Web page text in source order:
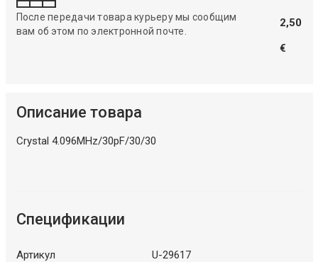
После передачи товара курьеру мы сообщим
вам об этом по электронной почте.
2,50
€
Описание товара
Crystal 4.096MHz/30pF/30/30
Спецификации
Артикул U-29617